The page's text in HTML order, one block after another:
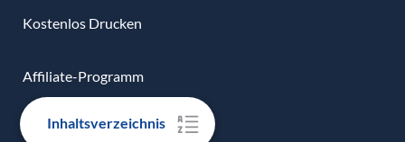
Inhaltsverzeichnis
Kostenlos Drucken
Affiliate-Programm
Impressum